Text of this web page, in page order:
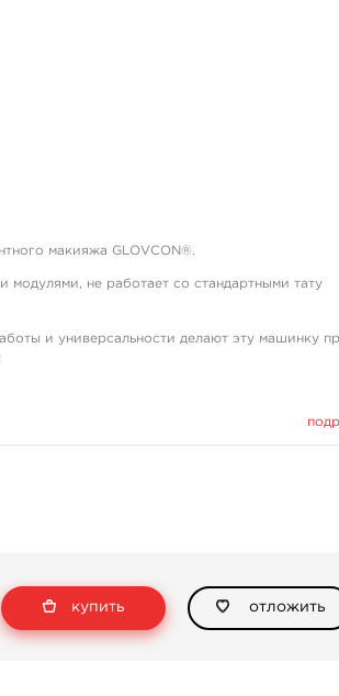
макияжа GLOVCON®.
модулями, не работает со стандартными тату
и универсальности делают эту машинку
с любыми блоками питания для тату машинок.
купить отложить